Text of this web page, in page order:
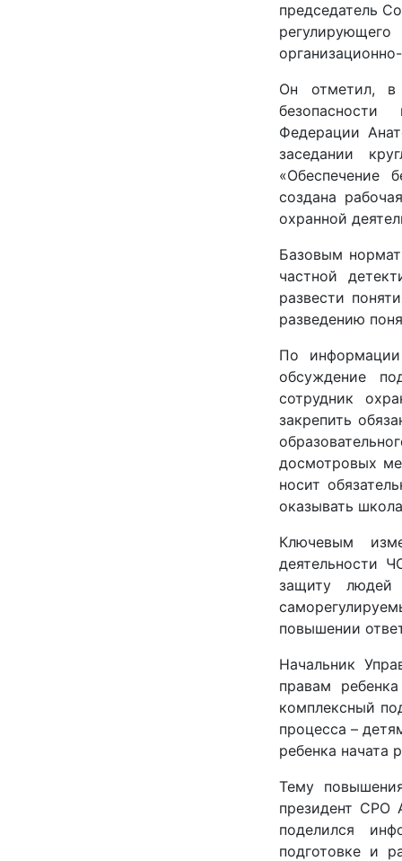
председатель
Он отметил, в
Федерации
заседании
«Обеспечение
создана
охранной
Базовым
частной
развести
разведению
По
обсуждение
сотрудник
закрепить
досмотровых
носит
оказывать
Ключевым
деятельности
защиту
повышении
Начальник
правам
комплексный
процесса –
ребенка начата
Тему
президент СРО
поделился
подготовке и